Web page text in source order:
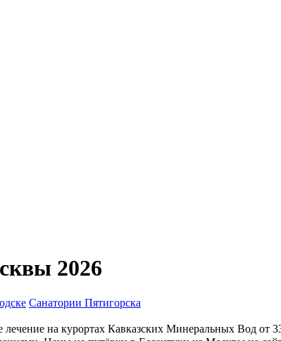
2026
Санатории Пятигорска
на курортах Кавказских Минеральных Вод от